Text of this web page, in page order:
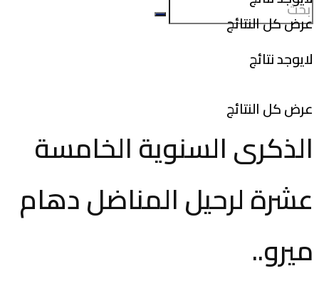
لايوجد نتائج
عرض كل النتائج
عرض كل النتائج
الذكرى السنوية الخامسة
عشرة لرحيل المناضل دهام
ميرو..